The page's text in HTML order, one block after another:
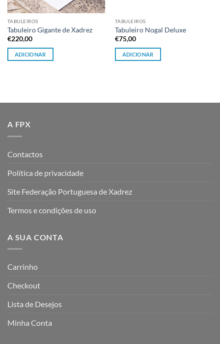
TABULEIROS
Tabuleiro Gigante de Xadrez
€220,00
ADICIONAR
TABULEIROS
Tabuleiro Nogal Deluxe
€75,00
ADICIONAR
A FPX
Contactos
Política de privacidade
Site Federação Portuguesa de Xadrez
Termos e condições de uso
A SUA CONTA
Carrinho
Checkout
Lista de Desejos
Minha Conta